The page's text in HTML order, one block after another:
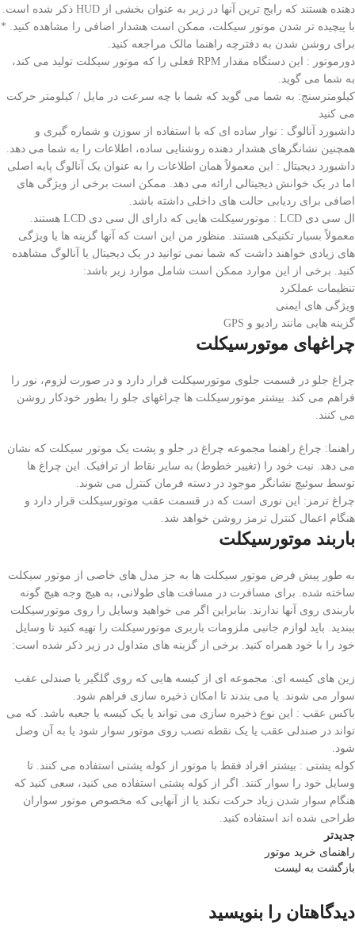
دهنده هستند که رایج ترین آنها در زیر به عنوان بخشی از HUD ذکر شده است.
با پیچیده تر شدن موتور سیکلت، ممکن است هشدار اضافی را مشاهده کنید. *
برای روشن شدن به دفترچه راهنما مالک مراجعه کنید.
دورموتور : این دستگاه مقدار RPM فعلی را که موتور سیکلت تولید می کند،
به شما می گوید.
کیلومترسنج: به شما می گوید که شما با چه سرعت در مایل / کیلومتر حرکت
می کنید
داشبورد آنالوگ : نوار ساده ای که با استفاده از سوزن و شماره گیری و
همچنین نشانگرهای هشدار دهنده روشنایی ساده، اطلاعات را به شما می دهد.
داشبورد دیجیتال : این معمولاً همان اطلاعات را به عنوان یک آنالوگ پایه اصلی
اما در یک خوانش دیجیتالی ارائه می دهد. ممکن است برخی از ویژگی های
اضافی برای ردیابی حالت های داخلی داشته باشد.
ال سی دی LCD : موتورسیکلت هایی که دارای ال سی دی LCD هستند.
معمولاً بسیار تکنیکی هستند. منظور من این است که آنها گزینه ها یا ویژگی
های زیادی خواهند داشت که شما نمی توانید در یک دیجیتال یا آنالوگ مشاهده
کنید. برخی از این موارد ممکن است شامل موارد زیر باشد:
تنظیمات عملکرد
ویژگی های ایمنی
گزینه هایی مانند رادیو و GPS
چراغهای موتورسیکلت
چراغ جلو در قسمت جلوی موتورسیکلت قرار دارد و در صورت لزوم، نور را
فراهم می کند. بیشتر موتورسیکلت ها چراغهای جلو را بطور خودکار روشن
می کنند.
راهنما: چراغ راهنما مجموعه چراغ در جلو و پشت یک موتور سیکلت که نشان
می دهد. نیت خود را (تغییر خطوط) به سایر نقاط از ترافیک. این چراغ ها
توسط سوئیچ نشانگر موجود در دسته فرمان کنترل می شوند.
چراغ ترمز: این نوری است که در قسمت عقب موتورسیکلت قرار دارد و
هنگام اعمال کنترل ترمز روشن خواهد شد.
باربند موتورسیکلت
به طور پیش فرض موتور سیکلت ها به جز مدل های خاصی از موتور سیکلت
ساخته شده. برای مسافرت در مسافت های طولانی، به هیچ وجه هیچ گونه
باربندی روی آنها ندارند. بنابراین اگر می خواهید وسایل را روی موتورسیکلت
ببندید. باید لوازم جانبی ملزومات باربری موتورسیکلت را تهیه کنید تا وسایل
خود را با خود همراه کنید. برخی از گزینه های متداول در زیر ذکر شده است:
زین های کیسه ای: مجموعه ای از کیسه هایی که روی گلگیر یا صندلی عقب
سوار می شوند. یا می بندند تا امکان ذخیره سازی فراهم شود.
باکس عقب : این نوع ذخیره سازی می تواند یا یک کیسه یا جعبه باشد. که می
تواند در صندلی عقب یا یک نقطه نصب روی موتور سوار شود یا به آن وصل
شود.
کوله پشتی : بیشتر افراد فقط با موتور از کوله پشتی استفاده می کنند. تا
وسایل خود را سوار کنند. اگر از کوله پشتی استفاده می کنید، سعی کنید که
هنگام سوار شدن زیاد حرکت نکند یا از آنهایی که مخصوص موتور سواران
طراحی شده اند استفاده کنید.
جدیدتر
راهنمای خرید موتور
بازگشت به لیست
دیدگاهتان را بنویسید